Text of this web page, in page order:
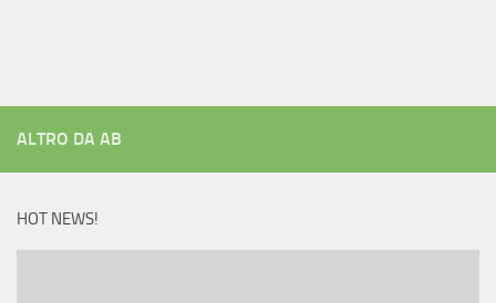
ALTRO DA AB
HOT NEWS!